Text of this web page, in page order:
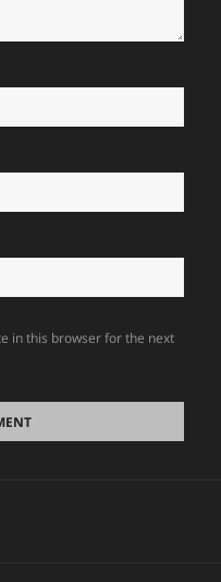
in this browser for the next